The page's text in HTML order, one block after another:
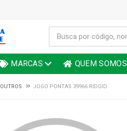
MARCAS QUEM SOMOS
OUTROS JOGO PONTAS 39966 RIDGID